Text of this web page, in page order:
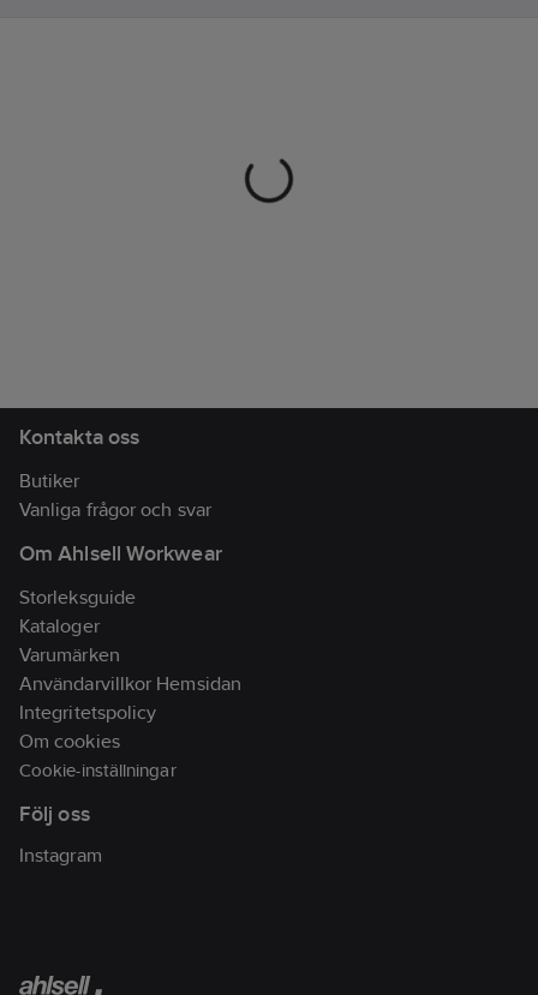
Kontakta oss
Butiker
Vanliga frågor och svar
Om Ahlsell Workwear
Storleksguide
Kataloger
Varumärken
Användarvillkor Hemsidan
Integritetspolicy
Om cookies
Cookie-inställningar
Följ oss
Instagram